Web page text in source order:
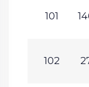
101
102